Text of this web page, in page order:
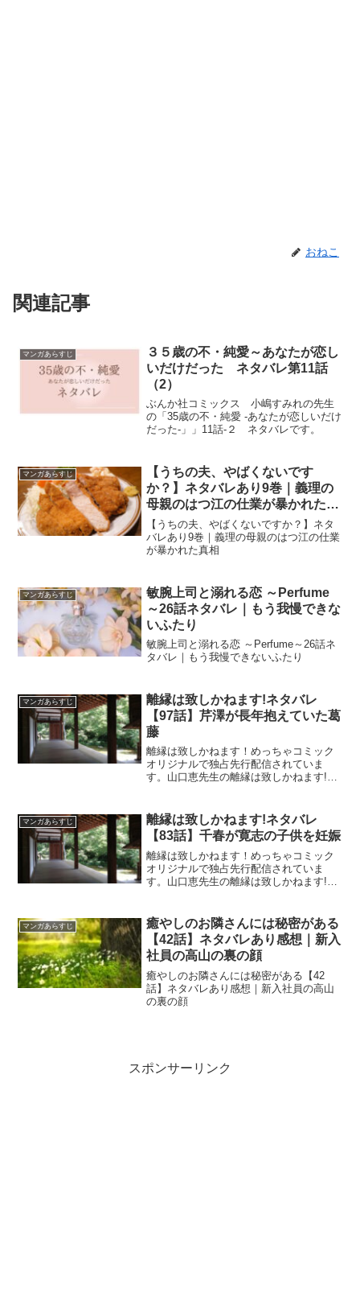
おねこ
関連記事
マンガあらすじ
３５歳の不・純愛～あなたが恋し
いだけだった ネタバレ第11話
（2）
ぶんか社コミックス 小嶋すみれの先生
の「35歳の不・純愛 -あなたが恋しいだけ
だった-」」11話-２ ネタバレです。
マンガあらすじ
【うちの夫、やばくないです
か？】ネタバレあり9巻｜義理の
母親のはつ江の仕業が暴かれた真
相
【うちの夫、やばくないですか？】ネタ
バレあり9巻｜義理の母親のはつ江の仕業
が暴かれた真相
マンガあらすじ
敏腕上司と溺れる恋 ～Perfume
～26話ネタバレ｜もう我慢できな
いふたり
敏腕上司と溺れる恋 ～Perfume～26話ネ
タバレ｜もう我慢できないふたり
マンガあらすじ
離縁は致しかねます!ネタバレ
【97話】芹澤が長年抱えていた葛
藤
離縁は致しかねます！めっちゃコミック
オリジナルで独占先行配信されていま
す。山口恵先生の離縁は致しかねます!ネ
マンガあらすじ
離縁は致しかねます!ネタバレ
【83話】千春が寛志の子供を妊娠
離縁は致しかねます！めっちゃコミック
オリジナルで独占先行配信されていま
す。山口恵先生の離縁は致しかねます!ネ
マンガあらすじ
癒やしのお隣さんには秘密がある
【42話】ネタバレあり感想｜新入
社員の高山の裏の顔
癒やしのお隣さんには秘密がある【42
話】ネタバレあり感想｜新入社員の高山
の裏の顔
スポンサーリンク